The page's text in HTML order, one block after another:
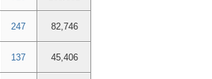
247 82,746
137 45,406